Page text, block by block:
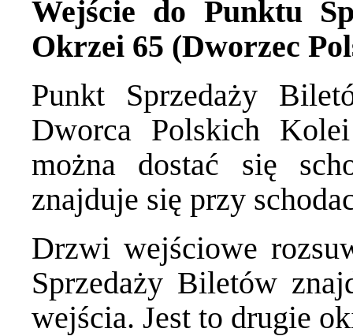
Wejście do Punktu
Okrzei 65 (Dworzec
Punkt Sprzedaży
Dworca Polskich
można dostać się
znajduje się przy
Drzwi wejściowe
Sprzedaży Biletów
wejścia. Jest to drugie